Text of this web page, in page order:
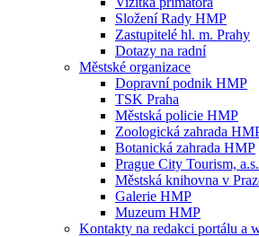
Složení Rady HMP
Zastupitelé hl. m. Prahy
Dotazy na radní
Městské organizace
Dopravní podnik HMP
TSK Praha
Městská policie HMP
Zoologická zahrada
Botanická zahrada HMP
Prague City Tourism, a.s.
Městská knihovna v
Galerie HMP
Muzeum HMP
Kontakty na redakci portálu a